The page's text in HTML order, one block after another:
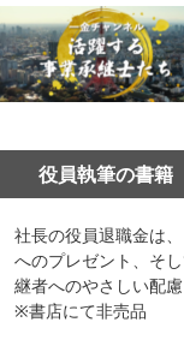
役員執筆の書籍
社長の役員退職金は
へのプレゼント、そ
継者へのやさしい配慮
※書店にて非売品